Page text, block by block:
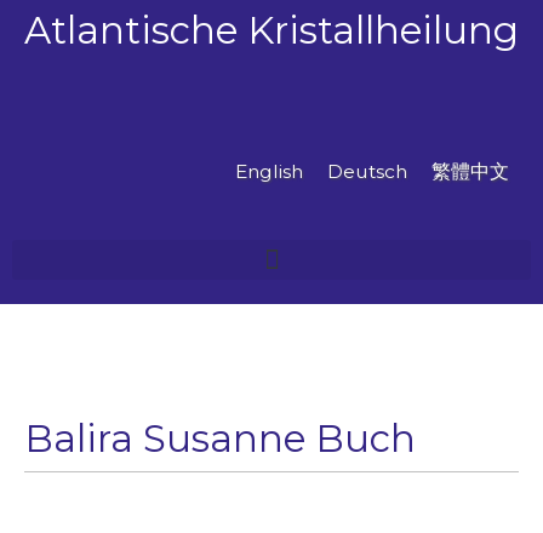
Zum
InhaltAtlantische Kristallheilung
English Deutsch 繁體中文
Balira Susanne Buch